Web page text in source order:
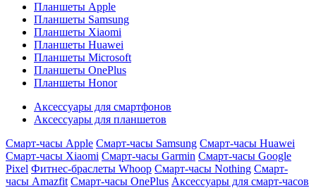
Планшеты Apple
Планшеты Samsung
Планшеты Xiaomi
Планшеты Huawei
Планшеты Microsoft
Планшеты OnePlus
Планшеты Honor
Аксессуары для смартфонов
Аксессуары для планшетов
Смарт-часы Apple Смарт-часы Samsung Смарт-часы Huawei
Смарт-часы Xiaomi Смарт-часы Garmin Смарт-часы Google
Pixel Фитнес-браслеты Whoop Смарт-часы Nothing Смарт-
часы Amazfit Смарт-часы OnePlus Аксессуары для смарт-часов